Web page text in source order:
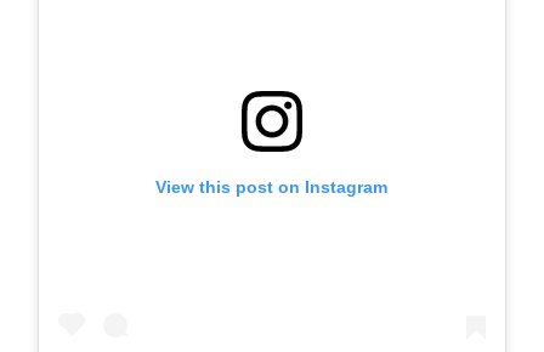
View this post on Instagram